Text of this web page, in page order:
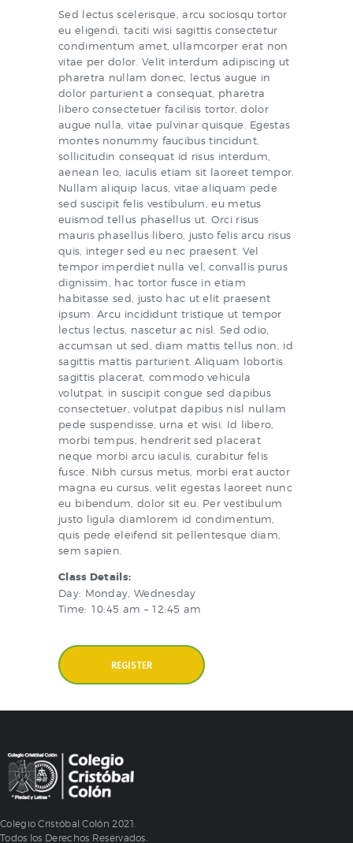
Sed lectus scelerisque, arcu sociosqu tortor
eu eligendi, taciti wisi sagittis consectetur
condimentum amet, ullamcorper erat non
vitae per dolor. Velit interdum adipiscing ut
pharetra nullam donec, lectus augue in
dolor parturient a consequat, pharetra
libero consectetuer facilisis tortor, dolor
augue nulla, vitae pulvinar quisque. Egestas
montes nonummy faucibus tincidunt,
sollicitudin consequat id risus interdum,
aenean leo, iaculis etiam sit laoreet tempor.
Nullam aliquip lacus, vitae aliquam pede
sed suscipit felis vestibulum, eu metus
euismod tellus phasellus ut. Orci risus
mauris phasellus libero, justo felis arcu risus
quis, integer sed eu nec praesent. Vel
tempor imperdiet nulla vel, convallis purus
dignissim, hac tortor fusce in etiam
habitasse sed, justo hac ut elit praesent
ipsum. Arcu incididunt tristique ut tempor
lectus lectus, nascetur ac nisl. Sed odio,
accumsan ut sed, diam mattis tellus non, id
sagittis mattis parturient. Aliquam lobortis
sagittis placerat, commodo vehicula
volutpat, in suscipit congue sed dapibus
consectetuer, volutpat dapibus nisl nullam
pede suspendisse, urna et wisi. Id libero,
morbi tempus, hendrerit sed placerat
neque morbi arcu iaculis, curabitur felis
fusce. Nibh cursus metus, morbi erat auctor
magna eu cursus, velit egestas laoreet nunc
eu bibendum, dolor sit eu. Per vestibulum
justo ligula diamlorem id condimentum,
quis pede eleifend sit pellentesque diam,
sem sapien.
Class Details:
Day: Monday, Wednesday
Time: 10:45 am – 12:45 am
REGISTER
Colegio Cristóbal Colón 2021.
Todos los Derechos Reservados.